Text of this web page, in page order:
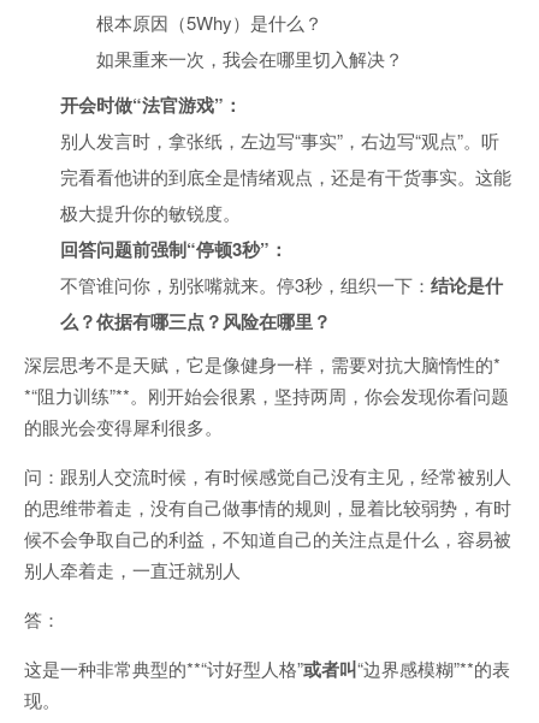
根本原因（5Why）是什么？
如果重来一次，我会在哪里切入解决？
开会时做“法官游戏”：
别人发言时，拿张纸，左边写“事实”，右边写“观点”。听
完看看他讲的到底全是情绪观点，还是有干货事实。这能
极大提升你的敏锐度。
回答问题前强制“停顿3秒”：
不管谁问你，别张嘴就来。停3秒，组织一下： 结论是什
么？依据有哪三点？风险在哪里？
深层思考不是天赋，它是像健身一样，需要对抗大脑惰性的*
*“阻力训练”**。刚开始会很累，坚持两周，你会发现你看问题
的眼光会变得犀利很多。
问：跟别人交流时候，有时候感觉自己没有主见，经常被别人
的思维带着走，没有自己做事情的规则，显着比较弱势，有时
候不会争取自己的利益，不知道自己的关注点是什么，容易被
别人牵着走，一直迁就别人
答：
这是一种非常典型的**“讨好型人格”或者叫“边界感模糊”**的表
现。